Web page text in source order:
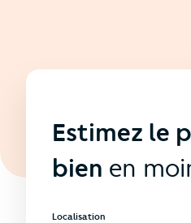
Estimez le
bien en
Localisation